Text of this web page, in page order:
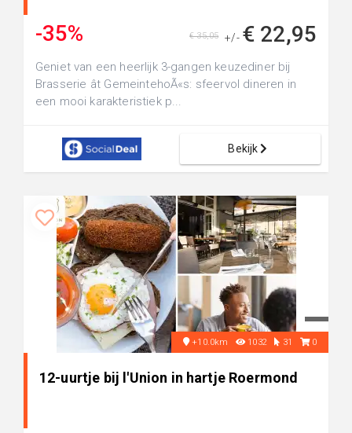
-35% +/- € 22,95
€ 35,05
Geniet van een heerlijk 3-gangen keuzediner bij
Brasserie ât GemeintehoÃ«s: sfeervol dineren in
een mooi karakteristiek p...
Bekijk
+10.0km 1032 31 0
12-uurtje bij l'Union in hartje Roermond